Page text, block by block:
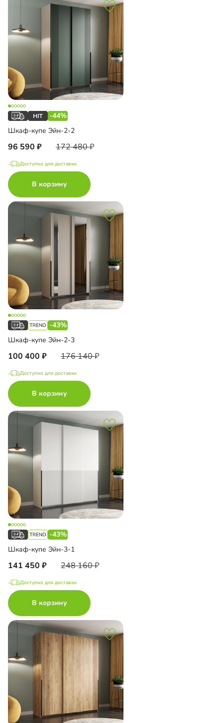
-44%
Шкаф-купе Эйн-2-2
96 590 172 480
Доступно для доставки
В корзину
-43%
Шкаф-купе Эйн-2-3
100 400 176 140
Доступно для доставки
В корзину
-43%
Шкаф-купе Эйн-3-1
141 450 248 160
Доступно для доставки
В корзину